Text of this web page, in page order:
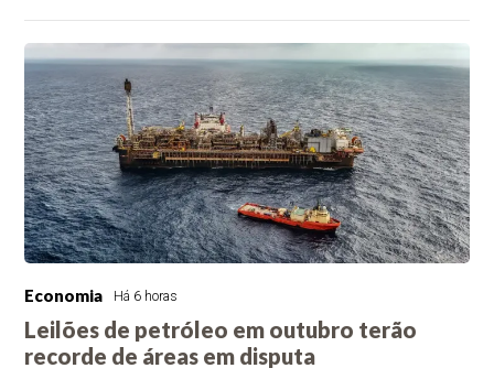
Economia Há 6 horas
Leilões de petróleo em outubro terão
recorde de áreas em disputa